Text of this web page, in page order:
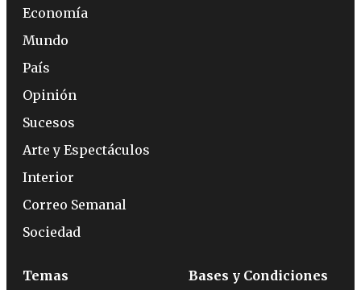
Economía
Mundo
País
Opinión
Sucesos
Arte y Espectáculos
Interior
Correo Semanal
Sociedad
Temas
Bases y Condiciones